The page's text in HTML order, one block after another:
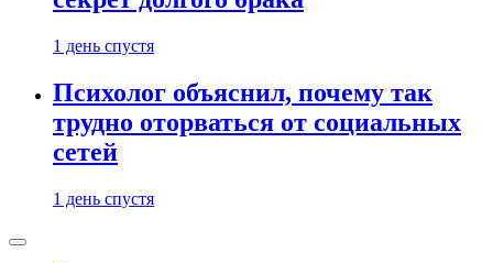
1 день спустя
Психолог объяснил, почему так
трудно оторваться от социальных
сетей
1 день спустя